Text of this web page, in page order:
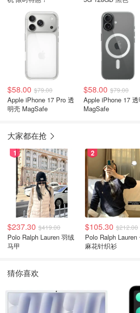
$58.00 $79.00
Apple iPhone 17 Pro 透
明壳 MagSafe
$58.00 $79.00
Apple iPhone 17
MagSafe
大家都在抢
1
$237.30 $419.00
Polo Ralph Lauren 羽绒
马甲
2
$105.30 $212.00
Polo Ralph Lauren 长袖
麻花针织衫
猜你喜欢